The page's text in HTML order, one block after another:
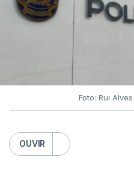
Foto: Rui
OUVIR